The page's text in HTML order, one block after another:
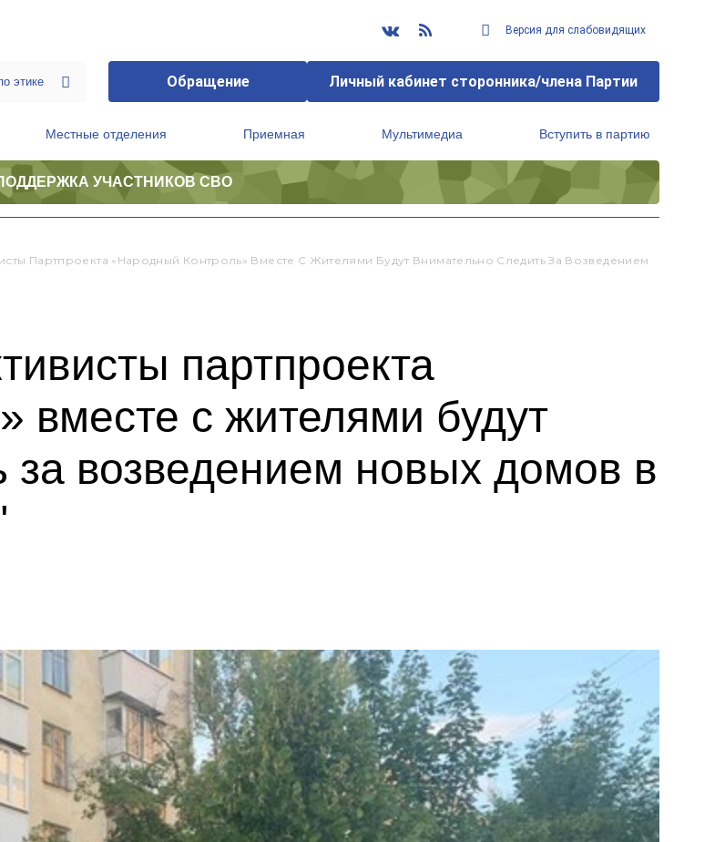
Версия для слабовидящих
Обращение Личный кабинет сторонника/члена Партии
Местные отделения Приемная Мультимедиа Вступить в партию
УЧАСТНИКОВ СВО
Партпроекта «Народный Контроль» Вместе С Жителями Будут Внимательно Следить За Возведением
партпроекта
вместе с жителями будут
за возведением новых домов в